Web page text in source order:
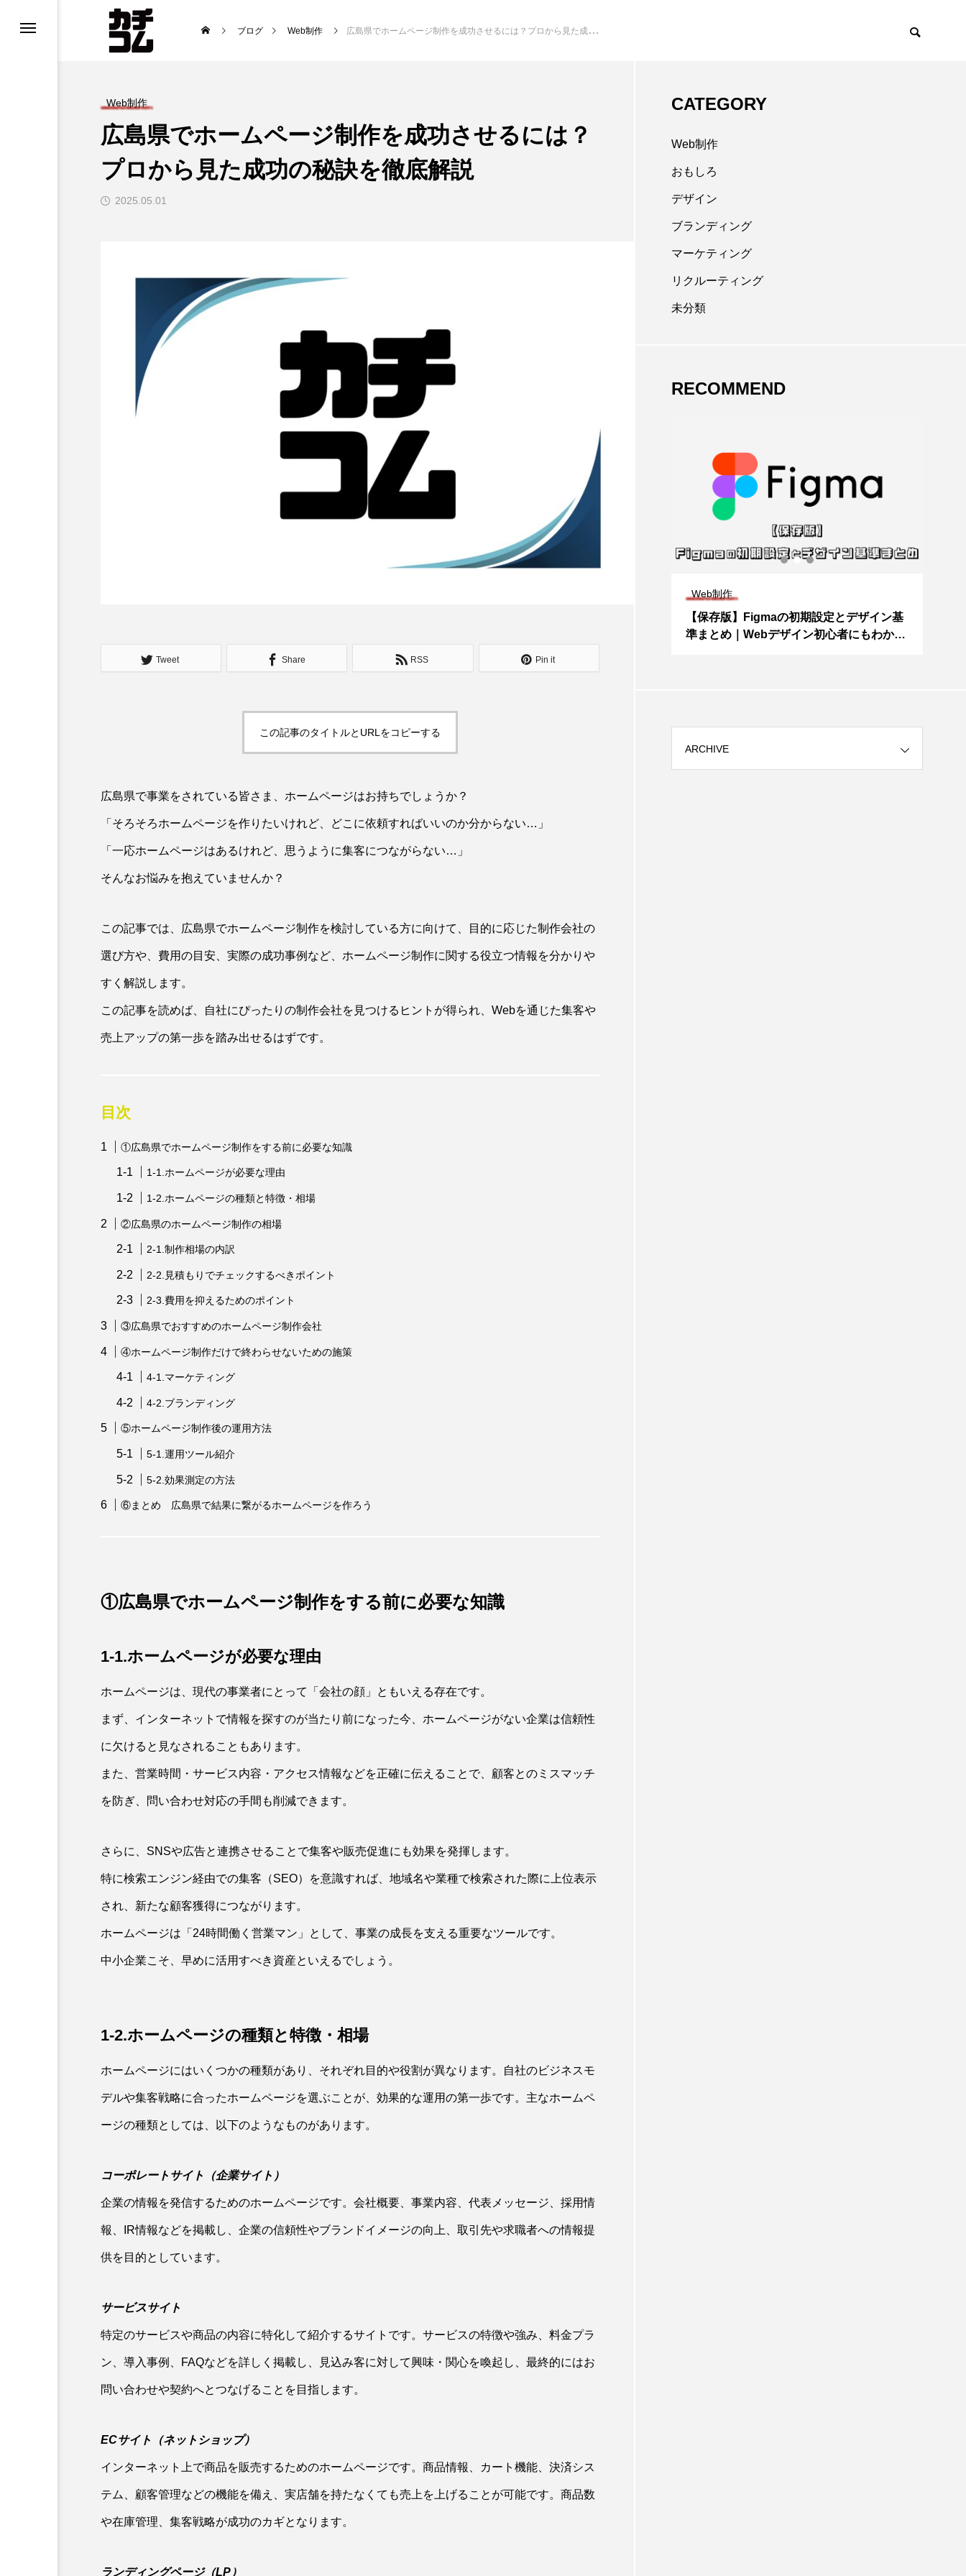
ブログ Web制作 広島県でホームページ制作を成功させるには？プロから見た成功の秘訣を徹底解説
Web制作
広島県でホームページ制作を成功させるには？
プロから見た成功の秘訣を徹底解説
2025.05.01
Tweet Share RSS Pin it
この記事のタイトルとURLをコピーする
広島県で事業をされている皆さま、ホームページはお持ちでしょうか？
「そろそろホームページを作りたいけれど、どこに依頼すればいいのか分からない…」
「一応ホームページはあるけれど、思うように集客につながらない…」
そんなお悩みを抱えていませんか？
この記事では、広島県でホームページ制作を検討している方に向けて、目的に応じた制作会社の
選び方や、費用の目安、実際の成功事例など、ホームページ制作に関する役立つ情報を分かりや
すく解説します。
この記事を読めば、自社にぴったりの制作会社を見つけるヒントが得られ、Webを通じた集客や
売上アップの第一歩を踏み出せるはずです。
目次
①広島県でホームページ制作をする前に必要な知識
1-1.ホームページが必要な理由
1-2.ホームページの種類と特徴・相場
②広島県のホームページ制作の相場
2-1.制作相場の内訳
2-2.見積もりでチェックするべきポイント
2-3.費用を抑えるためのポイント
③広島県でおすすめのホームページ制作会社
④ホームページ制作だけで終わらせないための施策
4-1.マーケティング
4-2.ブランディング
⑤ホームページ制作後の運用方法
5-1.運用ツール紹介
5-2.効果測定の方法
⑥まとめ 広島県で結果に繋がるホームページを作ろう
①広島県でホームページ制作をする前に必要な知識
1-1.ホームページが必要な理由
ホームページは、現代の事業者にとって「会社の顔」ともいえる存在です。
まず、インターネットで情報を探すのが当たり前になった今、ホームページがない企業は信頼性
に欠けると見なされることもあります。
また、営業時間・サービス内容・アクセス情報などを正確に伝えることで、顧客とのミスマッチ
を防ぎ、問い合わせ対応の手間も削減できます。
さらに、SNSや広告と連携させることで集客や販売促進にも効果を発揮します。
特に検索エンジン経由での集客（SEO）を意識すれば、地域名や業種で検索された際に上位表示
され、新たな顧客獲得につながります。
ホームページは「24時間働く営業マン」として、事業の成長を支える重要なツールです。
中小企業こそ、早めに活用すべき資産といえるでしょう。
1-2.ホームページの種類と特徴・相場
ホームページにはいくつかの種類があり、それぞれ目的や役割が異なります。自社のビジネスモ
デルや集客戦略に合ったホームページを選ぶことが、効果的な運用の第一歩です。主なホームペ
ージの種類としては、以下のようなものがあります。
コーポレートサイト（企業サイト）
企業の情報を発信するためのホームページです。会社概要、事業内容、代表メッセージ、採用情
報、IR情報などを掲載し、企業の信頼性やブランドイメージの向上、取引先や求職者への情報提
供を目的としています。
サービスサイト
特定のサービスや商品の内容に特化して紹介するサイトです。サービスの特徴や強み、料金プラ
ン、導入事例、FAQなどを詳しく掲載し、見込み客に対して興味・関心を喚起し、最終的にはお
問い合わせや契約へとつなげることを目指します。
ECサイト（ネットショップ）
インターネット上で商品を販売するためのホームページです。商品情報、カート機能、決済シス
テム、顧客管理などの機能を備え、実店舗を持たなくても売上を上げることが可能です。商品数
や在庫管理、集客戦略が成功のカギとなります。
ランディングページ（LP）
CATEGORY
Web制作
おもしろ
デザイン
ブランディング
マーケティング
リクルーティング
未分類
RECOMMEND
Web制作
【保存版】Figmaの初期設定とデザイン基
準まとめ｜Webデザイン初心者にもわかり
ARCHIVE